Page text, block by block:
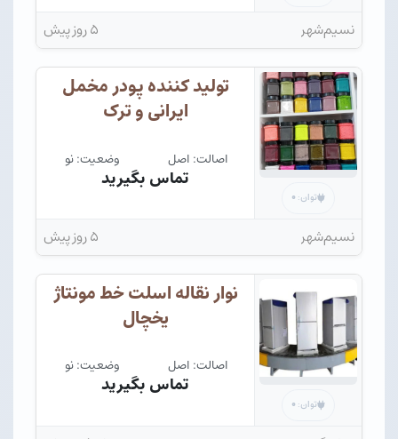
نسیم‌شهر ۵ روز پیش
توان: ۰
تولید کننده پودر مخمل
ایرانی و ترک
اصالت: اصل وضعیت: نو
تماس بگیرید
نسیم‌شهر ۵ روز پیش
توان: ۰
نوار نقاله اسلت خط مونتاژ
یخچال
اصالت: اصل وضعیت: نو
تماس بگیرید